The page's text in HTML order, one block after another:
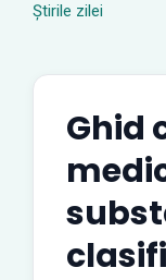
Știrile zilei
Ghid